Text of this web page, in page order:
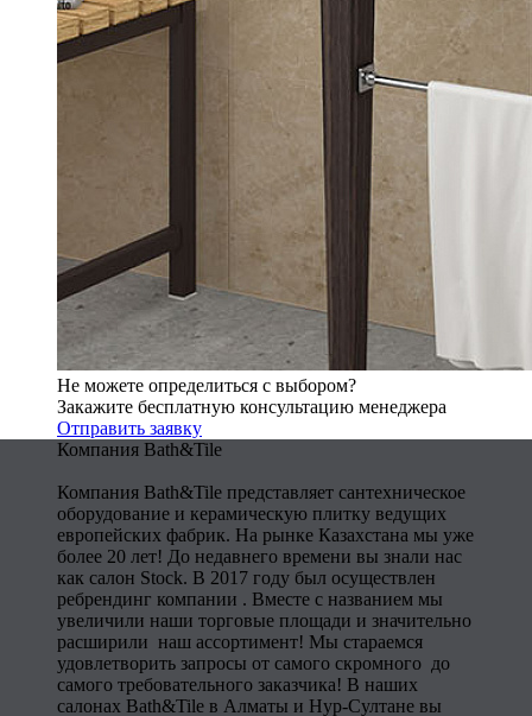
Не можете определиться с выбором?
Закажите бесплатную консультацию менеджера
Отправить заявку
Компания Bath&Tile
Компания Bath&Tile представляет сантехническое
оборудование и керамическую плитку ведущих
европейских фабрик. На рынке Казахстана мы уже
более 20 лет! До недавнего времени вы знали нас
как салон Stock. В 2017 году был осуществлен
ребрендинг компании . Вместе с названием мы
увеличили наши торговые площади и значительно
расширили наш ассортимент! Мы стараемся
удовлетворить запросы от самого скромного до
самого требовательного заказчика! В наших
салонах Bath&Tile в Алматы и Нур-Султане вы